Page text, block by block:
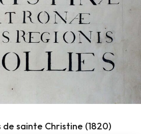
de sainte Christine (1820)